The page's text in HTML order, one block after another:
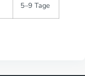
5–9 Tage